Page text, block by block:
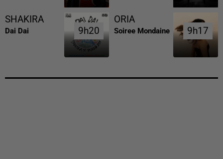
SHAKIRA
Dai Dai 9h20
9h20
ORIA
Soiree Mondaine 9h17
9h17